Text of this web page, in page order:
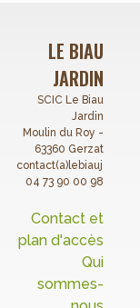
LE BIAU
JARDIN
SCIC Le Biau
Jardin
Moulin du Roy -
63360 Gerzat
04 73 90 00 98
Contact et
plan d'accès
Qui
sommes-